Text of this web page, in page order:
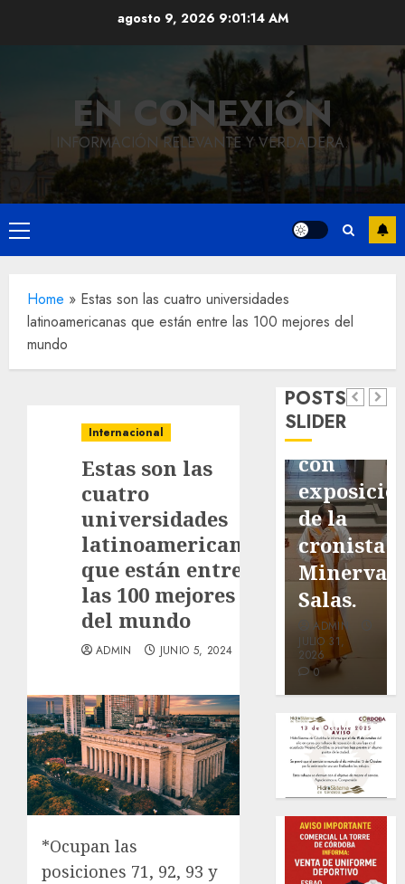
agosto 9, 2026 9:01:15 AM
EN CONEXIÓN
INFORMACIÓN RELEVANTE Y VERDADERA.
Menú
principal
Home » Estas son las cuatro universidades
latinoamericanas que están entre las 100 mejores del
mundo
Internacional
Estas son las
cuatro
universidades
latinoamericanas
que están entre
las 100 mejores
del mundo
ADMIN JUNIO 5, 2024
*Ocupan las
posiciones 71, 92, 93 y
POSTS
SLIDER
pavimentación
de San
Marcial
será
mejorada.
Interviene
CASF
ADMIN
2026
Local
Reviven
con
exposición
de la
cronista
Minerva
Salas.
2026
Hoy
natalicio
de Don
Antonio
Ruiz
Galindo,
de
nuestra
ciudad.
ADMIN
JULIO 30,
2026
0